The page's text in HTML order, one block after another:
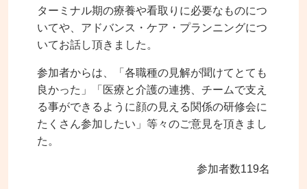
ターミナル期の療養や看取りに必要なものにつ
いてや、アドバンス・ケア・プランニングにつ
いてお話し頂きました。
参加者からは、「各職種の見解が聞けてとても
良かった」「医療と介護の連携、チームで支え
る事ができるように顔の見える関係の研修会に
たくさん参加したい」等々のご意見を頂きまし
た。
参加者数119名